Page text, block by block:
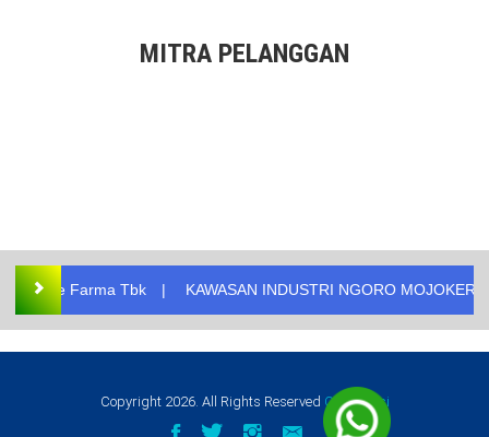
MITRA PELANGGAN
KAWASAN INDUSTRI NGORO MOJOKERTO PT. THIESS
Copyright 2026. All Rights Reserved CV. Natusi